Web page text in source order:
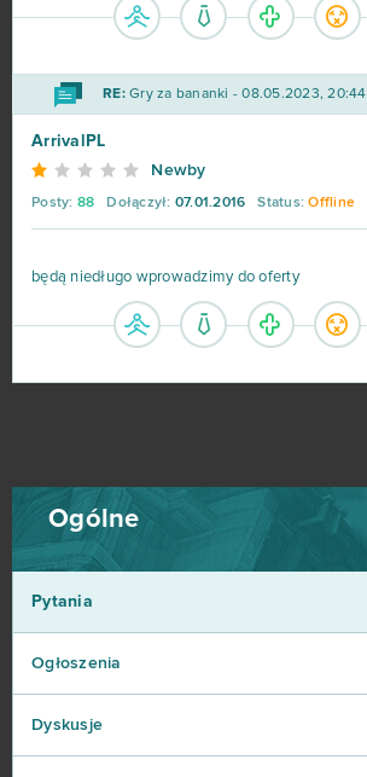
RE:Gry za bananki - 08.05.2023, 20:44
ArrivalPL
Newby
Posty: 88 Dołączył: 07.01.2016 Status: Offline
będą niedługo wprowadzimy do oferty
Ogólne
Pytania
Ogłoszenia
Dyskusje